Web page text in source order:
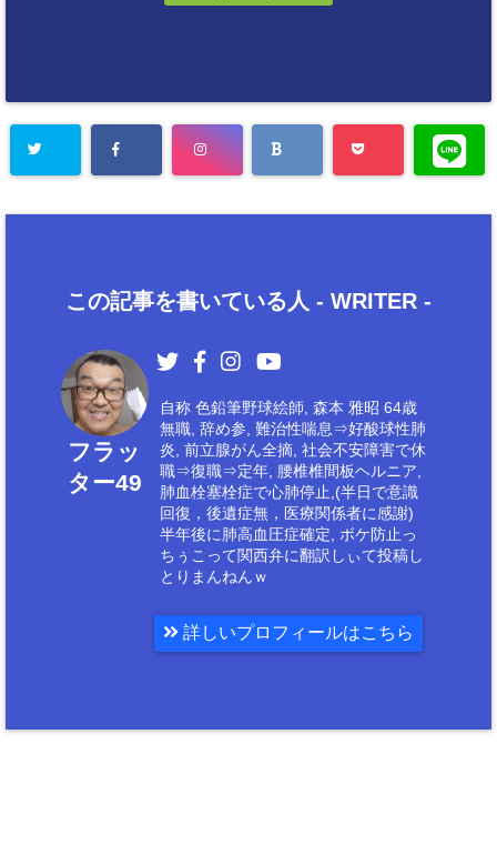
この記事を書いている人 - WRITER -
フラッ
ター49
自称 色鉛筆野球絵師, 森本 雅昭 64歳
無職, 辞め参, 難治性喘息⇒好酸球性肺
炎, 前立腺がん全摘, 社会不安障害で休
職⇒復職⇒定年, 腰椎椎間板ヘルニア,
肺血栓塞栓症で心肺停止,(半日で意識
回復，後遺症無，医療関係者に感謝)
半年後に肺高血圧症確定, ボケ防止っ
ちぅこって関西弁に翻訳しぃて投稿し
とりまんねんｗ
詳しいプロフィールはこちら